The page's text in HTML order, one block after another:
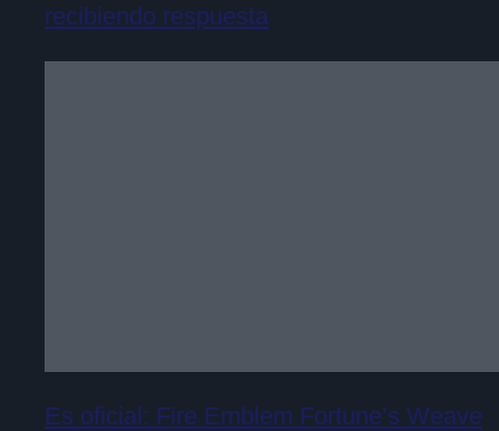
recibiendo respuesta
Es oficial: Fire Emblem Fortune’s Weave